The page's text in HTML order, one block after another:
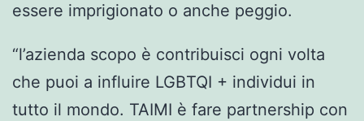
essere imprigionato o anche peggio.
“l’azienda scopo è contribuisci ogni volta
che puoi a influire LGBTQI + individui in
tutto il mondo. TAIMI è fare partnership con